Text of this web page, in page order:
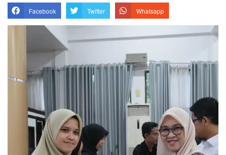
Facebook Twitter Whatsapp